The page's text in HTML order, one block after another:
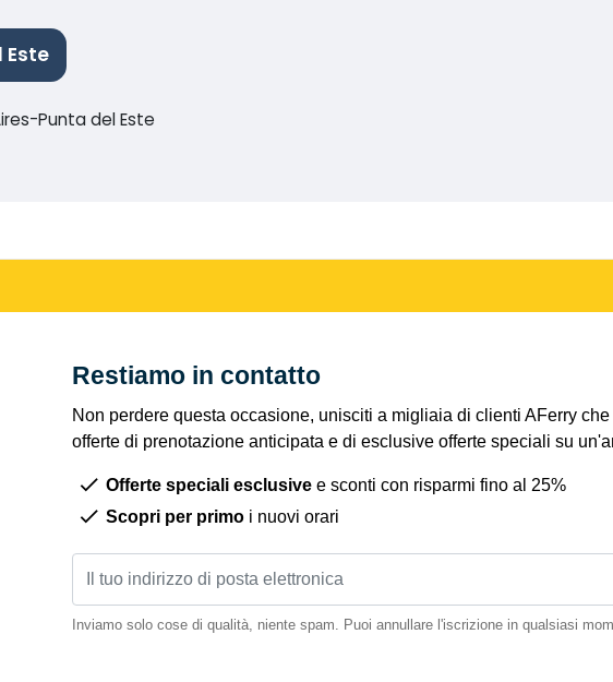
Este
Punta del Este
Restiamo in contatto
Non perdere questa occasione, unisciti a migliaia di clienti AFerry
offerte di prenotazione anticipata e di esclusive offerte speciali su
Offerte speciali esclusive e sconti con risparmi fino al 25%
Scopri per primo i nuovi orari
Inviamo solo cose di qualità, niente spam. Puoi annullare l'iscrizione in qualsiasi